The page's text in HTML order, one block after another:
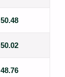
50.48
50.02
48.76